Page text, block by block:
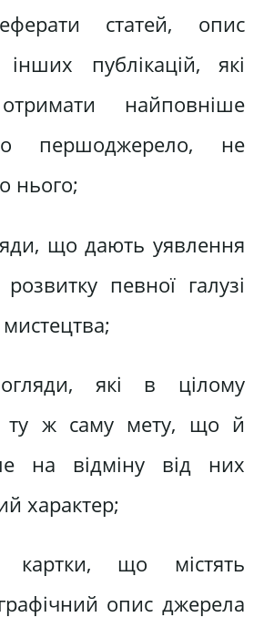
статей, опис
публікацій, які
найповніше
першоджерело, не
нього;
що дають уявлення
певної галузі
які в цілому
ту ж саму мету, що й
на відміну від них
характер;
картки, що містять
опис джерела